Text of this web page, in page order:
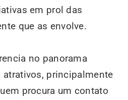
em prol das
que as envolve.
no panorama
principalmente
procura um contato